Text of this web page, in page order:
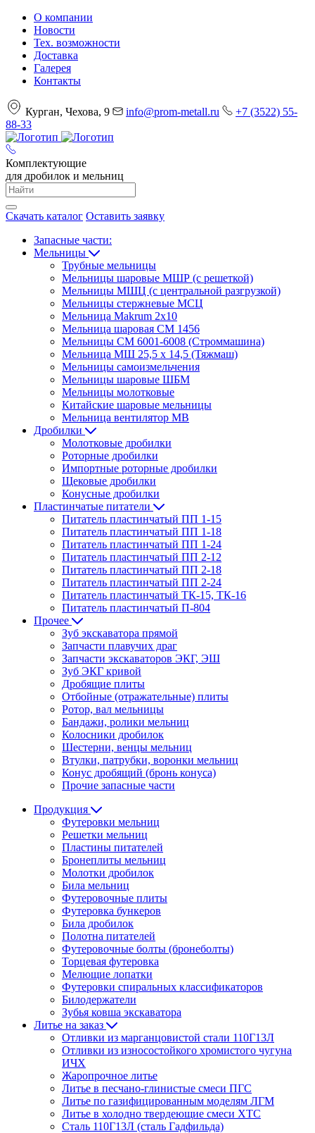
О компании
Новости
Тех. возможности
Доставка
Галерея
Контакты
Курган, Чехова, 9 info@prom-metall.ru
+7 (3522) 55-
88-33
Комплектующие
для дробилок и мельниц
Скачать каталог Оставить заявку
Запасные части:
Мельницы
Трубные мельницы
Мельницы шаровые МШР (с решеткой)
Мельницы МШЦ (с центральной разгрузкой)
Мельницы стержневые МСЦ
Мельница Makrum 2х10
Мельница шаровая СМ 1456
Мельницы СМ 6001-6008 (Строммашина)
Мельница МШ 25,5 х 14,5 (Тяжмаш)
Мельницы самоизмельчения
Мельницы шаровые ШБМ
Мельницы молотковые
Китайские шаровые мельницы
Мельница вентилятор МВ
Дробилки
Молотковые дробилки
Роторные дробилки
Импортные роторные дробилки
Щековые дробилки
Конусные дробилки
Пластинчатые питатели
Питатель пластинчатый ПП 1-15
Питатель пластинчатый ПП 1-18
Питатель пластинчатый ПП 1-24
Питатель пластинчатый ПП 2-12
Питатель пластинчатый ПП 2-18
Питатель пластинчатый ПП 2-24
Питатель пластинчатый ТК-15, ТК-16
Питатель пластинчатый П-804
Прочее
Зуб экскаватора прямой
Запчасти плавучих драг
Запчасти экскаваторов ЭКГ, ЭШ
Зуб ЭКГ кривой
Дробящие плиты
Отбойные (отражательные) плиты
Ротор, вал мельницы
Бандажи, ролики мельниц
Колосники дробилок
Шестерни, венцы мельниц
Втулки, патрубки, воронки мельниц
Конус дробящий (бронь конуса)
Прочие запасные части
Продукция
Футеровки мельниц
Решетки мельниц
Пластины питателей
Бронеплиты мельниц
Молотки дробилок
Била мельниц
Футеровочные плиты
Футеровка бункеров
Била дробилок
Полотна питателей
Футеровочные болты (бронеболты)
Торцевая футеровка
Мелющие лопатки
Футеровки спиральных классификаторов
Билодержатели
Зубья ковша экскаватора
Литье на заказ
Отливки из марганцовистой стали 110Г13Л
Отливки из износостойкого хромистого чугуна
ИЧХ
Жаропрочное литье
Литье в песчано-глинистые смеси ПГС
Литье по газифицированным моделям ЛГМ
Литье в холодно твердеющие смеси ХТС
Сталь 110Г13Л (сталь Гадфильда)